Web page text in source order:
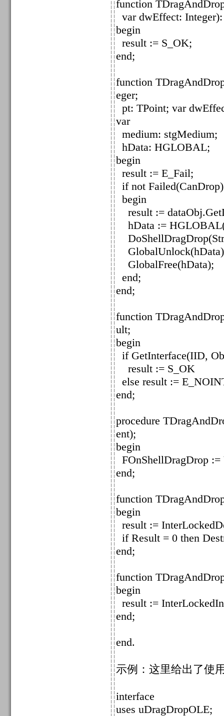
function
var dwEffect:
begin
result := S_OK;
end;
function
eger;
pt: TPoint; var
var
medium: stgMedium;
hData: HGLOBAL;
begin
result := E_Fail;
if not
begin
result :=
hData :=
GlobalFree(hData);
end;
end;
function
ult;
begin
if GetInterface(IID,
result := S_OK
else result :=
end;
procedure
ent);
begin
FOnShellDragDrop :=
end;
function
begin
result :=
if Result = 0 then
end;
function
begin
result :=
end;
end.
示例：这里给出了使
interface
uses uDragDropOLE;